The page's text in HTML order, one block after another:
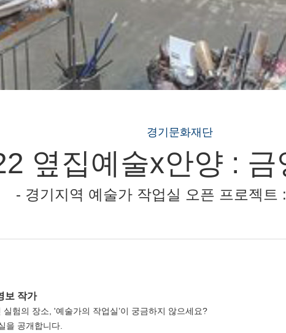
경기문화재단
옆집예술x안양 : 금
- 경기지역 예술가 작업실 오픈 프로젝트
보 작가
험의 장소, '예술가의 작업실’이 궁금하지 않으세요?
을 공개합니다.